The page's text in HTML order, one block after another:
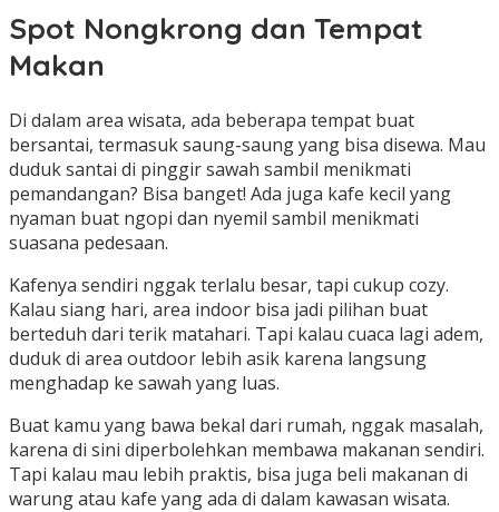
Spot Nongkrong dan Tempat
Makan
Di dalam area wisata, ada beberapa tempat buat
bersantai, termasuk saung-saung yang bisa disewa. Mau
duduk santai di pinggir sawah sambil menikmati
pemandangan? Bisa banget! Ada juga kafe kecil yang
nyaman buat ngopi dan nyemil sambil menikmati
suasana pedesaan.
Kafenya sendiri nggak terlalu besar, tapi cukup cozy.
Kalau siang hari, area indoor bisa jadi pilihan buat
berteduh dari terik matahari. Tapi kalau cuaca lagi adem,
duduk di area outdoor lebih asik karena langsung
menghadap ke sawah yang luas.
Buat kamu yang bawa bekal dari rumah, nggak masalah,
karena di sini diperbolehkan membawa makanan sendiri.
Tapi kalau mau lebih praktis, bisa juga beli makanan di
warung atau kafe yang ada di dalam kawasan wisata.